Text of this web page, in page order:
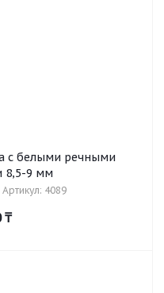
с белыми речными
8,5-9 мм
Артикул: 4089
₸